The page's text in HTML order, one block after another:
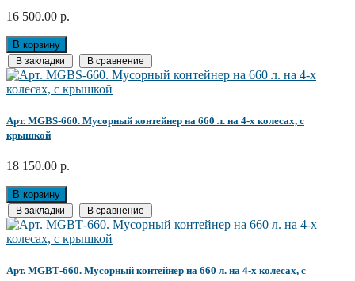
16 500.00 р.
В корзину
В закладки В сравнение
Арт. MGBS-660. Мусорный контейнер на 660 л. на 4-х колесах, с
крышкой
18 150.00 р.
В корзину
В закладки В сравнение
Арт. MGBТ-660. Мусорный контейнер на 660 л. на 4-х колесах, с